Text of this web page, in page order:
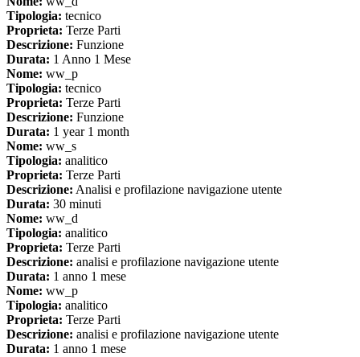
Tipologia: tecnico
Proprieta: Terze Parti
Descrizione: Funzione
Durata: 1 Anno 1 Mese
Nome: ww_p
Tipologia: tecnico
Proprieta: Terze Parti
Descrizione: Funzione
Durata: 1 year 1 month
Nome: ww_s
Tipologia: analitico
Proprieta: Terze Parti
Descrizione: Analisi e profilazione navigazione utente
Durata: 30 minuti
Nome: ww_d
Tipologia: analitico
Proprieta: Terze Parti
Descrizione: analisi e profilazione navigazione utente
Durata: 1 anno 1 mese
Nome: ww_p
Tipologia: analitico
Proprieta: Terze Parti
Descrizione: analisi e profilazione navigazione utente
Durata: 1 anno 1 mese